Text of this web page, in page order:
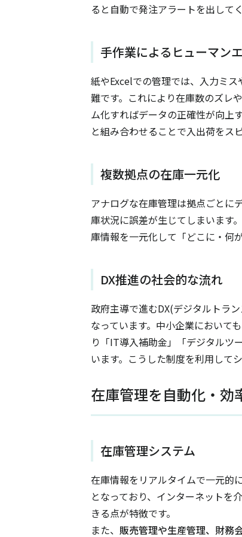
ると自動で発注アラートを出して
手作業によるヒューマン
紙やExcelでの管理では、入力ミ
難です。これにより在庫数のズレ
ム化すればデータの正確性が向上
と組み合わせることで入出荷をス
複数拠点の在庫一元化
アナログな在庫管理は拠点ごとに
庫状況に誤差が生じてしまいます
庫情報を一元化して「どこに・何
DX推進の社会的な流れ
政府主導で進むDX(デジタルトラ
なっています。中小企業において
り「IT導入補助金」「デジタルツ
います。こうした制度を利用して
在庫管理を自動化・効
在庫管理システム
在庫情報をリアルタイムで一元的
となっており、インターネットを
きる点が特徴です。
また、 販売管理や生産管理、財務